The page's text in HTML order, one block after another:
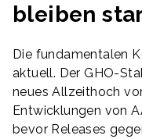
bleiben
Die fundamentalen
aktuell. Der GHO-
neues Allzeithoch
Entwicklungen von
bevor Releases